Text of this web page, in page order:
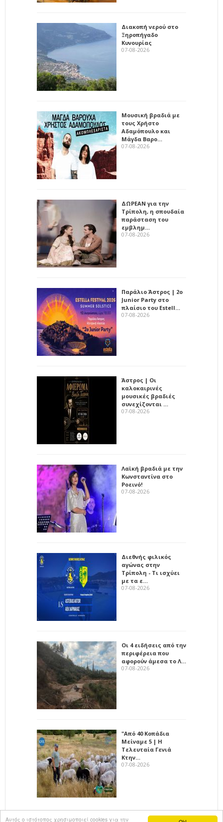
Αυτός ο ιστότοπος χρησιμοποιεί cookies για την
Διακοπή νερού στο
Ξηροπήγαδο
Κυνουρίας
07-08-2026
Μουσική βραδιά με
τους Χρήστο
Αδαμόπουλο και
Μάγδα Βαρο…
07-08-2026
ΔΩΡΕΑΝ για την
Τρίπολη, η σπουδαία
παράσταση του
εμβλημ…
07-08-2026
Παράλιο Άστρος | 2ο
Junior Party στο
πλαίσιο του Estell…
07-08-2026
Άστρος | Οι
καλοκαιρινές
μουσικές βραδιές
συνεχίζονται …
07-08-2026
Λαϊκή βραδιά με την
Κωνσταντίνα στο
Ροεινό!
07-08-2026
Διεθνής φιλικός
αγώνας στην
Τρίπολη - Τι ισχύει
με τα ε…
07-08-2026
Οι 4 ειδήσεις από την
περιφέρεια που
αφορούν άμεσα το Λ…
07-08-2026
"Από 40 Κοπάδια
Μείναμε 5 | Η
Τελευταία Γενιά
Κτην…
07-08-2026